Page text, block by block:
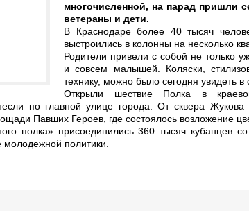
многочисленной, на парад пришли
ветераны и дети.
В Краснодаре более 40 тысяч
выстроились в колонны на несколько
Родители привели с собой не только
и совсем малышей. Коляски,
технику, можно было сегодня увидеть в
Открыли шествие Полка в
по главной улице города. От сквера Жукова
Павших Героев, где состоялось возложение
полка» присоединились 360 тысяч кубанцев
политики.